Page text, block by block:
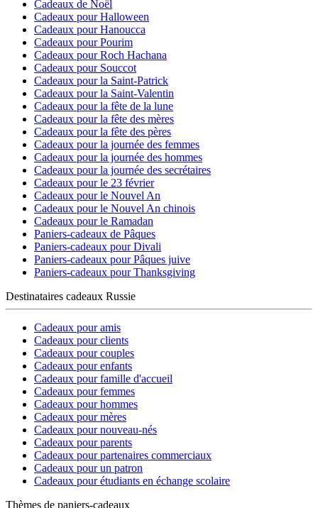
Cadeaux de Noël
Cadeaux pour Halloween
Cadeaux pour Hanoucca
Cadeaux pour Pourim
Cadeaux pour Roch Hachana
Cadeaux pour Souccot
Cadeaux pour la Saint-Patrick
Cadeaux pour la Saint-Valentin
Cadeaux pour la fête de la lune
Cadeaux pour la fête des mères
Cadeaux pour la fête des pères
Cadeaux pour la journée des femmes
Cadeaux pour la journée des hommes
Cadeaux pour la journée des secrétaires
Cadeaux pour le 23 février
Cadeaux pour le Nouvel An
Cadeaux pour le Nouvel An chinois
Cadeaux pour le Ramadan
Paniers-cadeaux de Pâques
Paniers-cadeaux pour Divali
Paniers-cadeaux pour Pâques juive
Paniers-cadeaux pour Thanksgiving
Destinataires cadeaux Russie
Cadeaux pour amis
Cadeaux pour clients
Cadeaux pour couples
Cadeaux pour enfants
Cadeaux pour famille d'accueil
Cadeaux pour femmes
Cadeaux pour hommes
Cadeaux pour mères
Cadeaux pour nouveau-nés
Cadeaux pour parents
Cadeaux pour partenaires commerciaux
Cadeaux pour un patron
Cadeaux pour étudiants en échange scolaire
Thèmes de paniers-cadeaux